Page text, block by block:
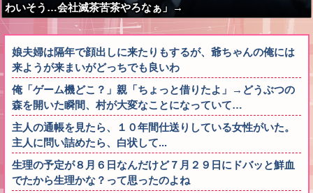
わいそう…会社滅茶苦茶やろなぁ」→
娘夫婦は隔年で顔出しに来たりもするが、爺ちゃんの俺には
来ようが来まいがどっちでも良いわ
俺「ゲーム機どこ？」親「ちょっと借りたよ」→どうぶつの
森を開いた瞬間、村が大変なことになっていて…
主人の通帳を見たら、１０年間仕送りしている女性がいた。
主人に問い詰めたら、白状して...
生理の予定が８月６日なんだけど７月２９日にドバッと鮮血
でたから生理かな？って思ったのよね